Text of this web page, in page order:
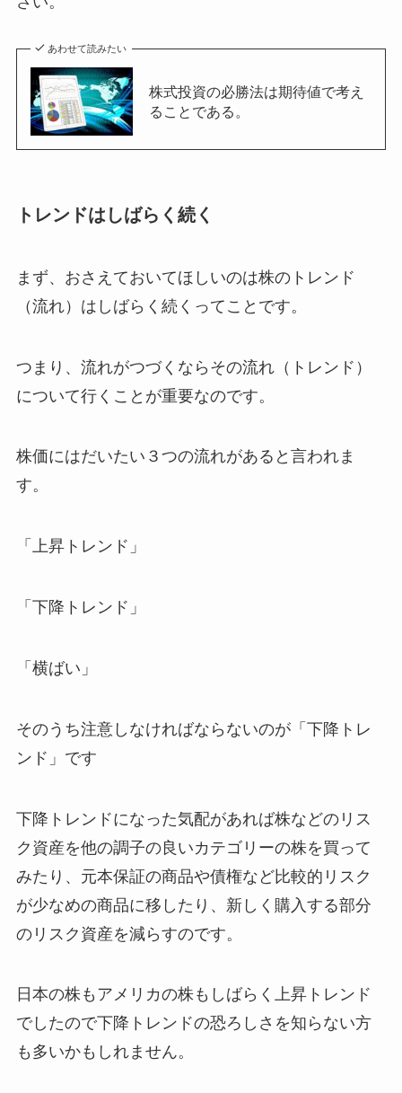
あわせて読みたい
株式投資の必勝法は期待値で考え
ることである。
トレンドはしばらく続く
まず、おさえておいてほしいのは株のトレンド
（流れ）はしばらく続くってことです。
つまり、流れがつづくならその流れ（トレンド）
について行くことが重要なのです。
株価にはだいたい３つの流れがあると言われま
す。
「上昇トレンド」
「下降トレンド」
「横ばい」
そのうち注意しなければならないのが「下降トレ
ンド」です
下降トレンドになった気配があれば株などのリス
ク資産を他の調子の良いカテゴリーの株を買って
みたり、元本保証の商品や債権など比較的リスク
が少なめの商品に移したり、新しく購入する部分
のリスク資産を減らすのです。
日本の株もアメリカの株もしばらく上昇トレンド
でしたので下降トレンドの恐ろしさを知らない方
も多いかもしれません。